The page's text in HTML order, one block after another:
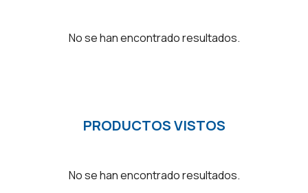
No se han encontrado resultados.
PRODUCTOS VISTOS
No se han encontrado resultados.